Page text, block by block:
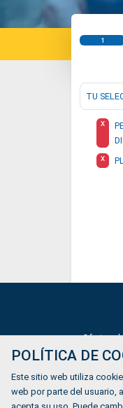
1
TU
X
X
Ofertas
Listado
POLÍTICA DE
Este sitio web utiliza
web por parte del usuario,